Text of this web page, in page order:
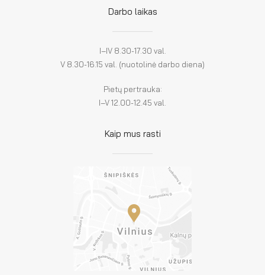
Darbo laikas
I–IV 8.30-17.30 val.
V 8.30-16.15 val. (nuotolinė darbo diena)
Pietų pertrauka:
I–V 12.00-12.45 val.
Kaip mus rasti